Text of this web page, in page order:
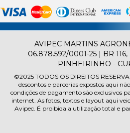
AVIPEC MARTINS
06.878.592/0001-25 | BR 116,
PINHEIRINHO -
©2025 TODOS OS DIREITOS
descontos e parcerias expostos aqui
condições de pagamento são exclusivos
internet. As fotos, textos e layout aqui
Avipec. É proibida a utilização total e